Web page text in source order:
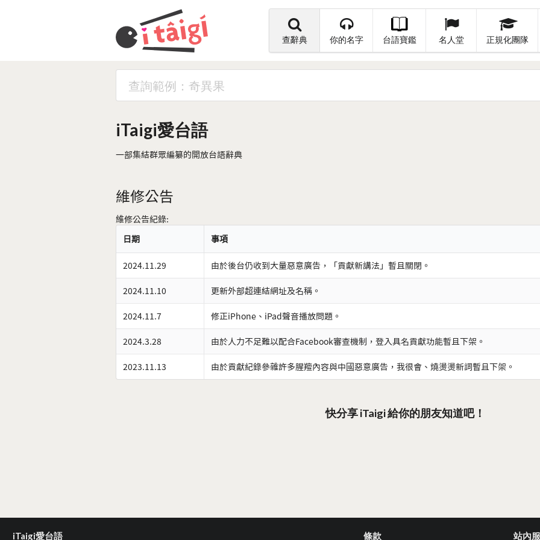
查辭典 你的名字 台語寶鑑 名人堂 正規化團隊
iTaigi愛台語
一部集結群眾編纂的開放台語辭典
維修公告
維修公告紀錄:
日期
事項
2024.11.29 由於後台仍收到大量惡意廣告，「貢獻新講法」暫且關閉。
2024.11.10 更新外部超連結網址及名稱。
2024.11.7 修正iPhone、iPad聲音播放問題。
2024.3.28 由於人力不足難以配合Facebook審查機制，登入具名貢獻功能暫且下架。
2023.11.13 由於貢獻紀錄參雜許多腥羶內容與中國惡意廣告，我很會、燒燙燙新詞暫且下架。
快分享 iTaigi 給你的朋友知道吧！
iTaigi愛台語 條款 站內